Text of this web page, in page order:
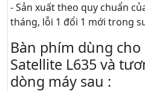
- Sản xuất theo quy chuẩn
tháng, lỗi 1 đổi 1 mới trong
Bàn phím dùng cho
Satellite L635 và
dòng máy sau :